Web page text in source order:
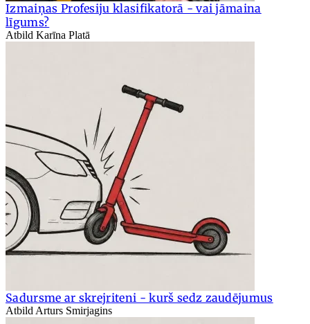
Izmaiņas Profesiju klasifikatorā - vai jāmaina
līgums?
Atbild Karīna Platā
Sadursme ar skrejriteni - kurš sedz zaudējumus
Atbild Arturs Smirjagins